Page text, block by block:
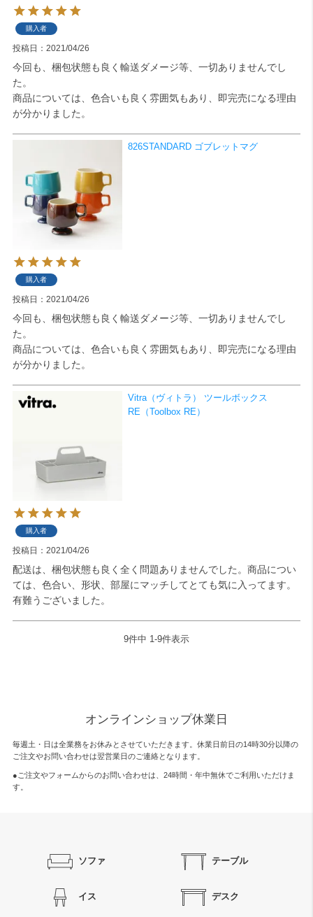
購入者
投稿日 2021/04/26
今回も、梱包状態も良く輸送ダメージ等、一切ありませんでし
た。
商品については、色合いも良く雰囲気もあり、即完売になる理由
が分かりました。
826STANDARD ゴブレットマグ
購入者
投稿日 2021/04/26
今回も、梱包状態も良く輸送ダメージ等、一切ありませんでし
た。
商品については、色合いも良く雰囲気もあり、即完売になる理由
が分かりました。
Vitra（ヴィトラ） ツールボックス
RE（Toolbox RE）
購入者
投稿日 2021/04/26
配送は、梱包状態も良く全く問題ありませんでした。商品につい
ては、色合い、形状、部屋にマッチしてとても気に入ってます。
有難うございました。
9件中 1 -9件表示
オンラインショップ休業日
毎週土・日は全業務をお休みとさせていただきます。休業日前日の14時30分以降の
ご注文やお問い合わせは翌営業日のご連絡となります。
●ご注文やフォームからのお問い合わせは、 24時間・年中無休でご利用いただけま
す。
ソファ テーブル
イス デスク